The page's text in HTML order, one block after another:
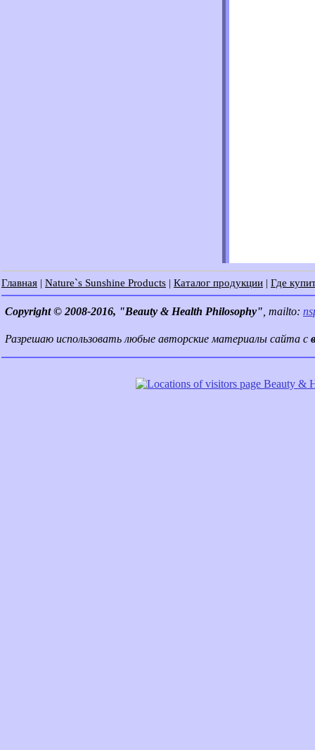
Главная | Nature`s Sunshine Products | Каталог продукции | Где
Copyright © 2008-2016, "Beauty & Health Philosophy" , mailto:
Разрешаю использовать любые авторские материалы сайта с